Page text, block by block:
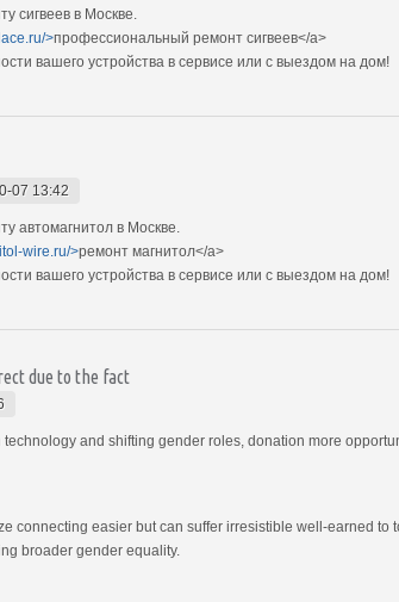
сигвеев в Москве.
>профессиональный ремонт сигвеев</a>
вашего устройства в сервисе или с выездом на дом!
07 13:42
автомагнитол в Москве.
wire.ru/>ремонт магнитол</a>
вашего устройства в сервисе или с выездом на дом!
due to the fact
and shifting gender roles, donation more
connecting easier but can suffer irresistible well-earned to
broader gender equality.